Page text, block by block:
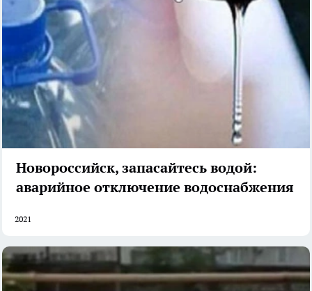
Новороссийск, запасайтесь водой:
аварийное отключение водоснабжения
2021